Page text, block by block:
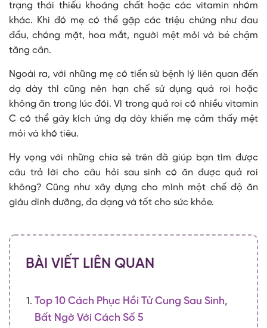
trạng thái thiếu khoáng chất hoặc các vitamin nhóm
khác. Khi đó mẹ có thể gặp các triệu chứng như đau
đầu, chóng mặt, hoa mắt, người mệt mỏi và bé chậm
tăng cân.
Ngoài ra, với những mẹ có tiền sử bệnh lý liên quan đến
dạ dày thì cũng nên hạn chế sử dụng quả roi hoặc
không ăn trong lúc đói. Vì trong quả roi có nhiều vitamin
C có thể gây kích ứng dạ dày khiến mẹ cảm thấy mệt
mỏi và khó tiêu.
Hy vọng với những chia sẻ trên đã giúp bạn tìm được
câu trả lời cho câu hỏi sau sinh có ăn được quả roi
không? Cũng như xây dựng cho mình một chế độ ăn
giàu dinh dưỡng, đa dạng và tốt cho sức khỏe.
BÀI VIẾT LIÊN QUAN
Top 10 Cách Phục Hồi Tử Cung Sau Sinh,
Bất Ngờ Với Cách Số 5